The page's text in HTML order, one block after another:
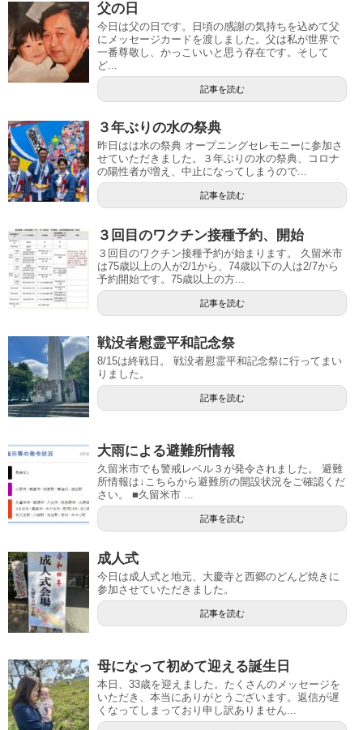
父の日
今日は父の日です。日頃の感謝の気持ちを込めて父
にメッセージカードを渡しました。父は私が世界で
一番尊敬し、かっこいいと思う存在です。そして
ど...
記事を読む
３年ぶりの水の祭典
昨日はは水の祭典 オープニングセレモニーに参加さ
せていただきました。３年ぶりの水の祭典、コロナ
の陽性者が増え、中止になってしまうので...
記事を読む
３回目のワクチン接種予約、開始
３回目のワクチン接種予約が始まります。 久留米市
は75歳以上の人が2/1から、74歳以下の人は2/7から
予約開始です。75歳以上の方...
記事を読む
戦没者慰霊平和記念祭
8/15は終戦日。 戦没者慰霊平和記念祭に行ってまい
りました。
記事を読む
大雨による避難所情報
久留米市でも警戒レベル３が発令されました。 避難
所情報は↓こちらから避難所の開設状況をご確認くだ
さい。 ■久留米市 ...
記事を読む
成人式
今日は成人式と地元、大慶寺と西郷のどんど焼きに
参加させていただきました。
記事を読む
母になって初めて迎える誕生日
本日、33歳を迎えました。たくさんのメッセージを
いただき、本当にありがとうございます。返信が遅
くなってしまっており申し訳ありません...